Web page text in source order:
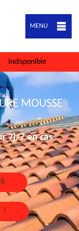
MENU
indisponible
MOUSSE
7j/7 en cas
!